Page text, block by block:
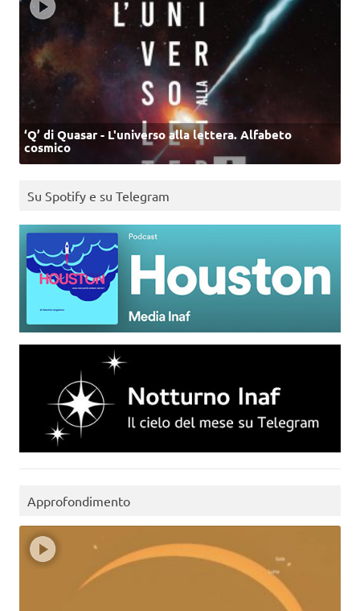
‘Q’ di Quasar - L'universo alla lettera. Alfabeto
cosmico
Su Spotify e su Telegram
Approfondimento